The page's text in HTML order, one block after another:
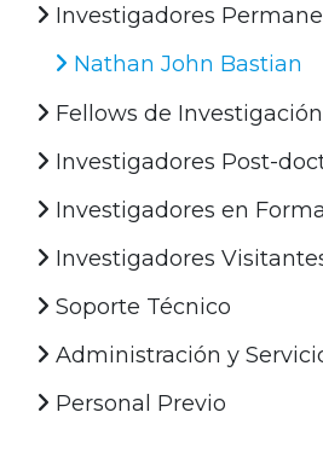
Investigadores
Nathan John Bastian
Fellows de Investigación
Investigadores Post-
Investigadores en
Investigadores
Soporte Técnico
Administración y
Personal Previo